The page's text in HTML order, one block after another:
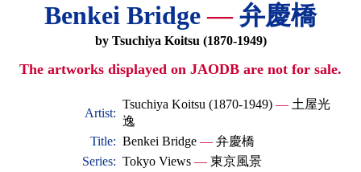
Benkei Bridge—弁慶橋
by Tsuchiya Koitsu (1870-1949)
The artworks displayed on JAODB are not for sale.
Artist:
Tsuchiya Koitsu (1870-1949) — 土屋光
逸
Title: Benkei Bridge — 弁慶橋
Series: Tokyo Views — 東京風景